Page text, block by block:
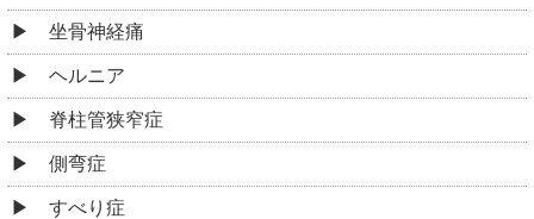
坐骨神経痛
ヘルニア
脊柱管狭窄症
側弯症
すべり症